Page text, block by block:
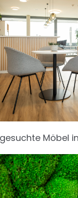
Möbel